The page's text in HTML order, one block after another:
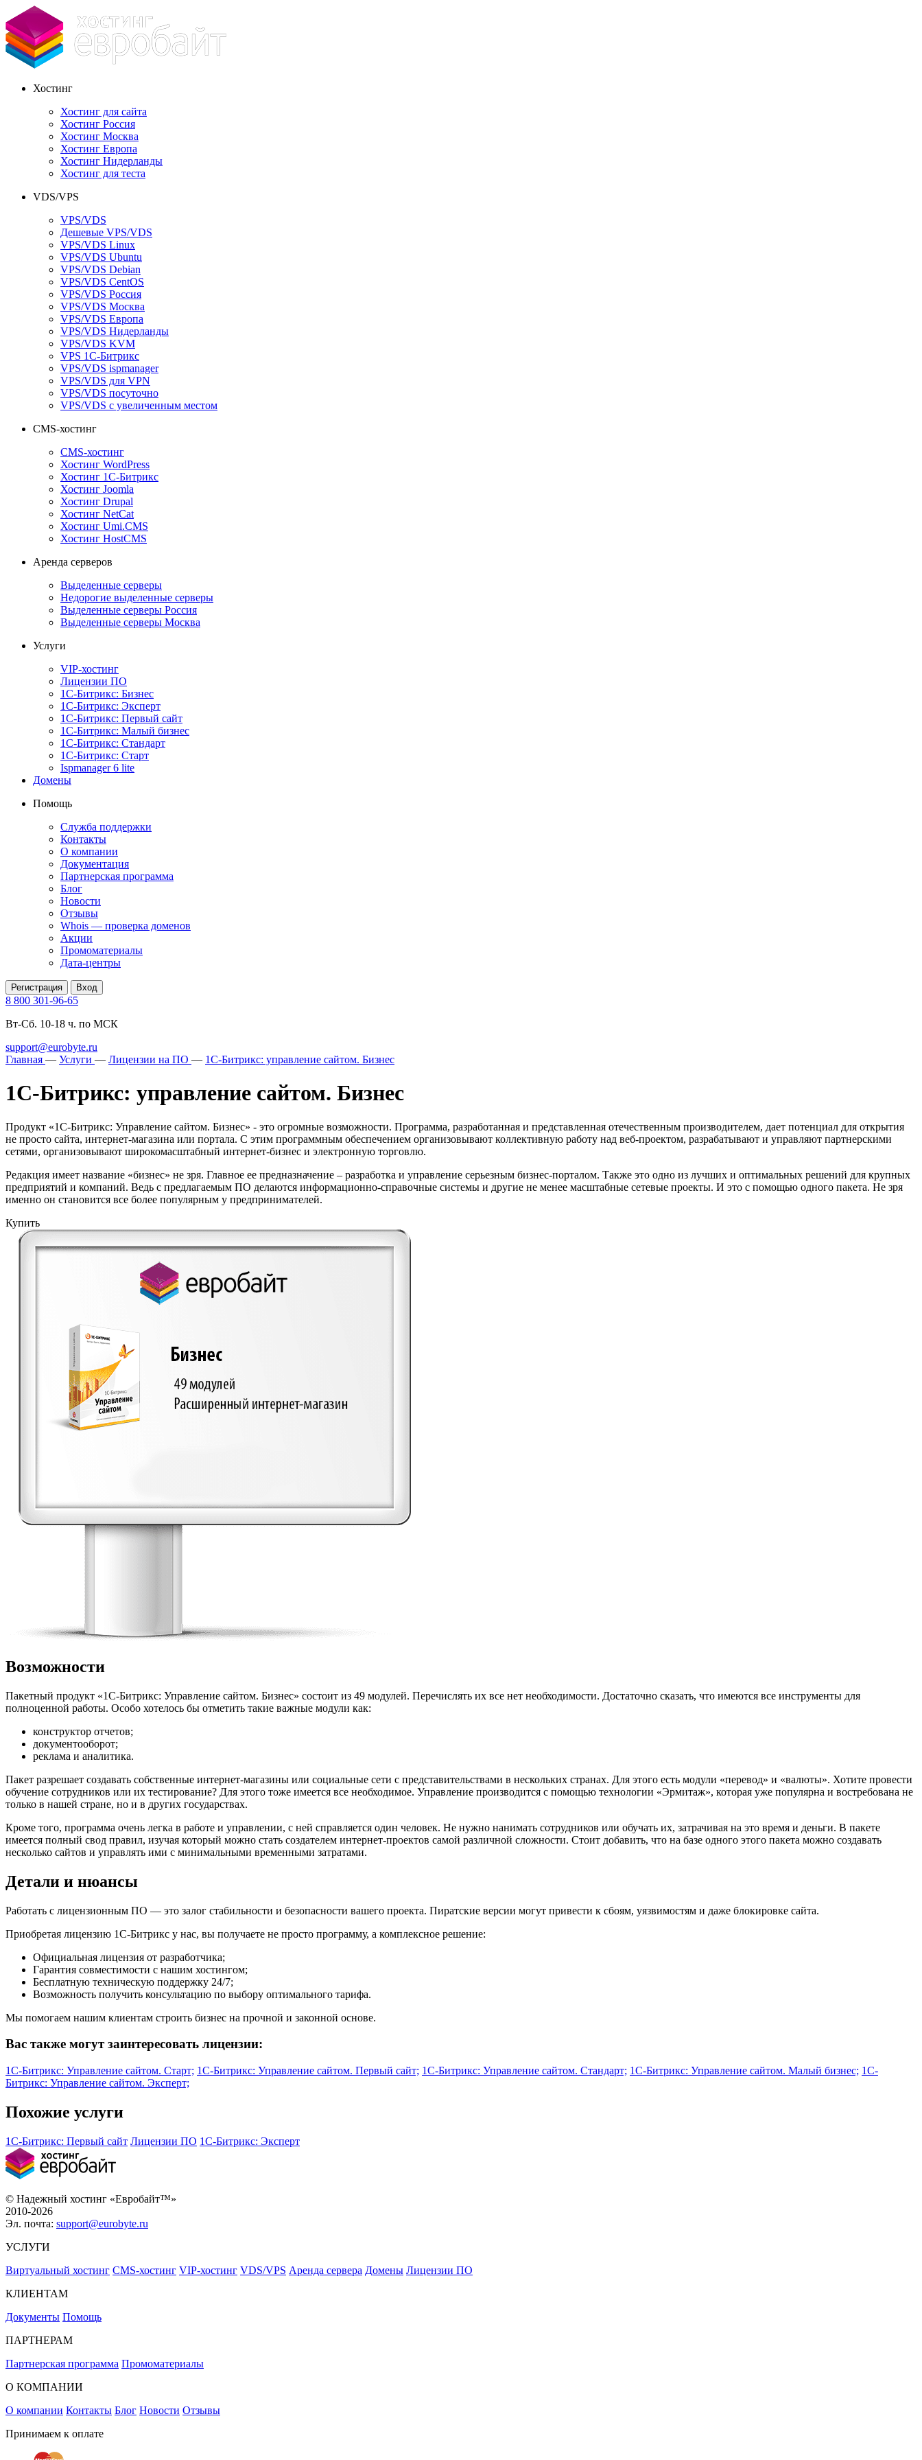
Хостинг
Хостинг для сайта
Хостинг Россия
Хостинг Москва
Хостинг Европа
Хостинг Нидерланды
Хостинг для теста
VDS/VPS
VPS/VDS
Дешевые VPS/VDS
VPS/VDS Linux
VPS/VDS Ubuntu
VPS/VDS Debian
VPS/VDS CentOS
VPS/VDS Россия
VPS/VDS Москва
VPS/VDS Европа
VPS/VDS Нидерланды
VPS/VDS KVM
VPS 1С-Битрикс
VPS/VDS ispmanager
VPS/VDS для VPN
VPS/VDS посуточно
VPS/VDS с увеличенным местом
CMS-хостинг
CMS-хостинг
Хостинг WordPress
Хостинг 1С-Битрикс
Хостинг Joomla
Хостинг Drupal
Хостинг NetCat
Хостинг Umi.CMS
Хостинг HostCMS
Аренда серверов
Выделенные серверы
Недорогие выделенные серверы
Выделенные серверы Россия
Выделенные серверы Москва
Услуги
VIP-хостинг
Лицензии ПО
1С-Битрикс: Бизнес
1С-Битрикс: Эксперт
1С-Битрикс: Первый сайт
1С-Битрикс: Малый бизнес
1С-Битрикс: Стандарт
1С-Битрикс: Старт
Ispmanager 6 lite
Домены
Помощь
Служба поддержки
Контакты
О компании
Документация
Партнерская программа
Блог
Новости
Отзывы
Whois — проверка доменов
Акции
Промоматериалы
Дата-центры
Регистрация Вход
8 800 301-96-65
Вт-Сб. 10-18 ч. по МСК
support@eurobyte.ru
Главная — Услуги — Лицензии на ПО — 1С-Битрикс: управление сайтом. Бизнес
1С-Битрикс: управление сайтом. Бизнес
Продукт «1С-Битрикс: Управление сайтом. Бизнес» - это огромные возможности. Программа, разработанная и представленная отечественным производителем, дает потенциал для открытия
не просто сайта, интернет-магазина или портала. С этим программным обеспечением организовывают коллективную работу над веб-проектом, разрабатывают и управляют партнерскими
сетями, организовывают широкомасштабный интернет-бизнес и электронную торговлю.
Редакция имеет название «бизнес» не зря. Главное ее предназначение – разработка и управление серьезным бизнес-порталом. Также это одно из лучших и оптимальных решений для крупных
предприятий и компаний. Ведь с предлагаемым ПО делаются информационно-справочные системы и другие не менее масштабные сетевые проекты. И это с помощью одного пакета. Не зря
именно он становится все более популярным у предпринимателей.
Купить
Возможности
Пакетный продукт «1С-Битрикс: Управление сайтом. Бизнес» состоит из 49 модулей. Перечислять их все нет необходимости. Достаточно сказать, что имеются все инструменты для
полноценной работы. Особо хотелось бы отметить такие важные модули как:
конструктор отчетов;
документооборот;
реклама и аналитика.
Пакет разрешает создавать собственные интернет-магазины или социальные сети с представительствами в нескольких странах. Для этого есть модули «перевод» и «валюты». Хотите провести
обучение сотрудников или их тестирование? Для этого тоже имеется все необходимое. Управление производится с помощью технологии «Эрмитаж», которая уже популярна и востребована не
только в нашей стране, но и в других государствах.
Кроме того, программа очень легка в работе и управлении, с ней справляется один человек. Не нужно нанимать сотрудников или обучать их, затрачивая на это время и деньги. В пакете
имеется полный свод правил, изучая который можно стать создателем интернет-проектов самой различной сложности. Стоит добавить, что на базе одного этого пакета можно создавать
несколько сайтов и управлять ими с минимальными временными затратами.
Детали и нюансы
Работать с лицензионным ПО — это залог стабильности и безопасности вашего проекта. Пиратские версии могут привести к сбоям, уязвимостям и даже блокировке сайта.
Приобретая лицензию 1С-Битрикс у нас, вы получаете не просто программу, а комплексное решение:
Официальная лицензия от разработчика;
Гарантия совместимости с нашим хостингом;
Бесплатную техническую поддержку 24/7;
Возможность получить консультацию по выбору оптимального тарифа.
Мы помогаем нашим клиентам строить бизнес на прочной и законной основе.
Вас также могут заинтересовать лицензии:
1С-Битрикс: Управление сайтом. Cтарт; 1С-Битрикс: Управление сайтом. Первый сайт; 1С-Битрикс: Управление сайтом. Стандарт; 1С-Битрикс: Управление сайтом. Малый бизнес; 1С-
Битрикс: Управление сайтом. Эксперт;
Похожие услуги
1С-Битрикс: Первый сайт Лицензии ПО 1С-Битрикс: Эксперт
© Надежный хостинг «Евробайт™»
2010-2026
Эл. почта: support@eurobyte.ru
УСЛУГИ
Виртуальный хостинг CMS-хостинг VIP-хостинг VDS/VPS Аренда сервера Домены Лицензии ПО
КЛИЕНТАМ
Документы Помощь
ПАРТНЕРАМ
Партнерская программа Промоматериалы
О КОМПАНИИ
О компании Контакты Блог Новости Отзывы
Принимаем к оплате